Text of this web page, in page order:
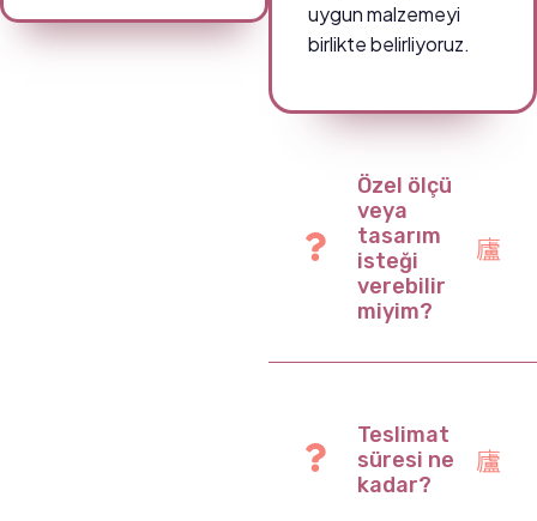
uygun malzemeyi
birlikte belirliyoruz.
Özel ölçü
veya
tasarım
isteği
verebilir
miyim?
Teslimat
süresi ne
kadar?